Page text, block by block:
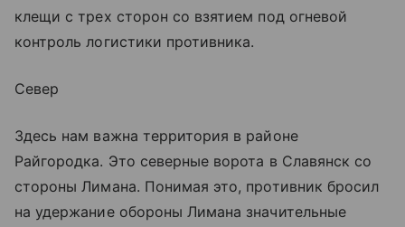
клещи с трех сторон со взятием под огневой
контроль логистики противника.
Север
Здесь нам важна территория в районе
Райгородка. Это северные ворота в Славянск со
стороны Лимана. Понимая это, противник бросил
на удержание обороны Лимана значительные